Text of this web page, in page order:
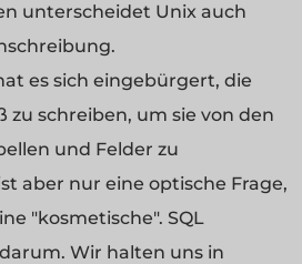
unterscheidet Unix auch
es sich eingebürgert, die
zu schreiben, um sie von den
und Felder zu
aber nur eine optische Frage,
"kosmetische". SQL
Wir halten uns in